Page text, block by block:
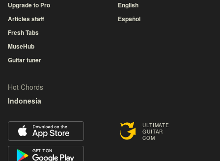
ULTIMATE
GUITAR
COM
Upgrade to Pro
Articles staff
Fresh Tabs
MuseHub
Guitar tuner
English
Español
Hot Chords
Indonesia